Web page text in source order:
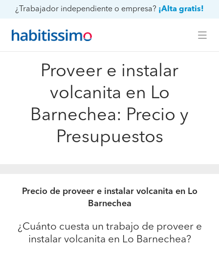
¿Trabajador independiente o empresa? ¡Alta gratis!
Proveer e instalar
volcanita en Lo
Barnechea: Precio y
Presupuestos
Precio de proveer e instalar volcanita en Lo
Barnechea
¿Cuánto cuesta un trabajo de proveer e
instalar volcanita en Lo Barnechea?